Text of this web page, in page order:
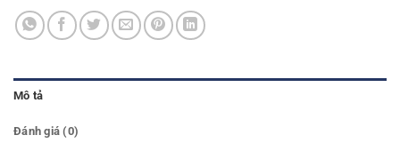
Mô tả
Đánh giá (0)